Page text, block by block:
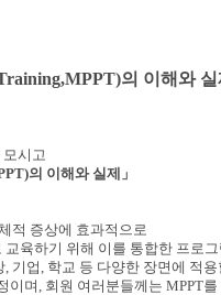
MPPT)의 이해와 실
시고
의 이해와 실제」
적 증상에 효과적으로
교육하기 위해 이를 통합한 프로
기업 학교 등 다양한 장면에 적용
이며 회원 여러분들께는 MPPT를